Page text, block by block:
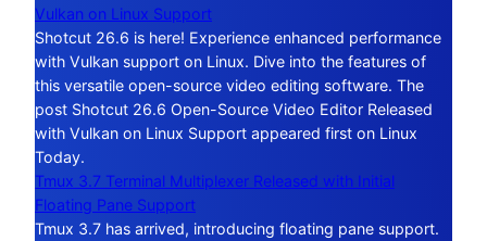
Vulkan on Linux Support
Shotcut 26.6 is here! Experience enhanced performance
with Vulkan support on Linux. Dive into the features of
this versatile open-source video editing software. The
post Shotcut 26.6 Open-Source Video Editor Released
with Vulkan on Linux Support appeared first on Linux
Today.
Tmux 3.7 Terminal Multiplexer Released with Initial
Floating Pane Support
Tmux 3.7 has arrived, introducing floating pane support.